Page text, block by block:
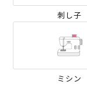
刺し子
ミシン